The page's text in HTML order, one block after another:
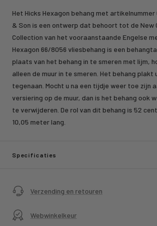
Het Hicks Hexagon behang met artikelnummer
& Son is een ontwerp dat behoort tot de New
Collection van het vooraanstaande Engelse
Hexagon 66/8056 vliesbehang is een
plaats van het behang in te smeren met lijm,
alleen de muur in te smeren. Het behang plakt
tegenaan. Mocht u na een tijdje weer toe zijn
versiering op de muur, dan is het behang ook
te verwijderen. De rol van dit behang is 52
10,05 meter lang.
Specificaties
Verzending en retouren
Webwinkelkeur